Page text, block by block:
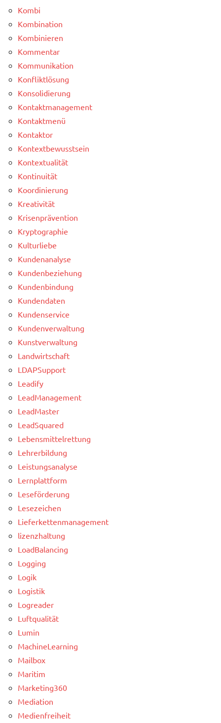
Kombi
Kombination
Kombinieren
Kommentar
Kommunikation
Konfliktlösung
Konsolidierung
Kontaktmanagement
Kontaktmenü
Kontaktor
Kontextbewusstsein
Kontextualität
Kontinuität
Koordinierung
Kreativität
Krisenprävention
Kryptographie
Kulturliebe
Kundenanalyse
Kundenbeziehung
Kundenbindung
Kundendaten
Kundenservice
Kundenverwaltung
Kunstverwaltung
Landwirtschaft
LDAPSupport
Leadify
LeadManagement
LeadMaster
LeadSquared
Lebensmittelrettung
Lehrerbildung
Leistungsanalyse
Lernplattform
Leseförderung
Lesezeichen
Lieferkettenmanagement
lizenzhaltung
LoadBalancing
Logging
Logik
Logistik
Logreader
Luftqualität
Lumin
MachineLearning
Mailbox
Maritim
Marketing360
Mediation
Medienfreiheit